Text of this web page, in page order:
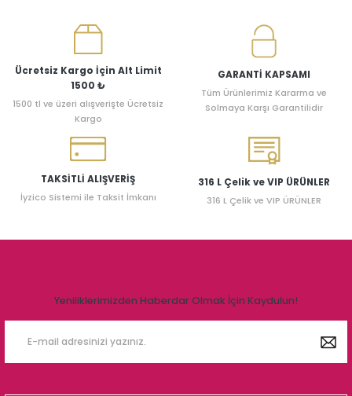
Ücretsiz Kargo İçin Alt Limit
1500 ₺
1500 tl ve üzeri alışverişte Ücretsiz
Kargo
GARANTİ KAPSAMI
Tüm Ürünlerimiz Kararma ve
Solmaya Karşı Garantilidir
TAKSİTLİ ALIŞVERİŞ
İyzico Sistemi ile Taksit İmkanı
316 L Çelik ve VIP ÜRÜNLER
316 L Çelik ve VIP ÜRÜNLER
Yeniliklerimizden Haberdar Olmak İçin Kaydulun!